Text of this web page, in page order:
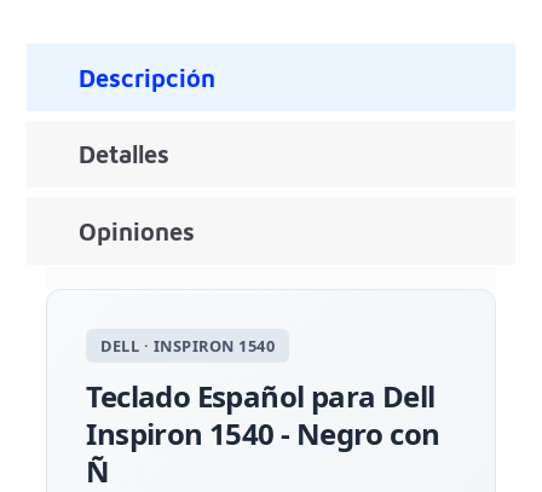
Descripción
Detalles
Opiniones
DELL · INSPIRON 1540
Teclado Español para Dell
Inspiron 1540 - Negro con
Ñ